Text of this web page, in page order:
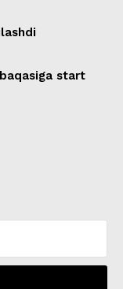
start